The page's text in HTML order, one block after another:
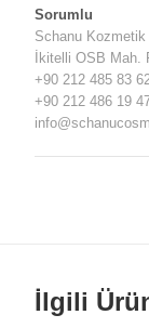
Sorumlu
Schanu
İkitelli OSB
+90 212 485 83
+90 212 486 19
İlgili